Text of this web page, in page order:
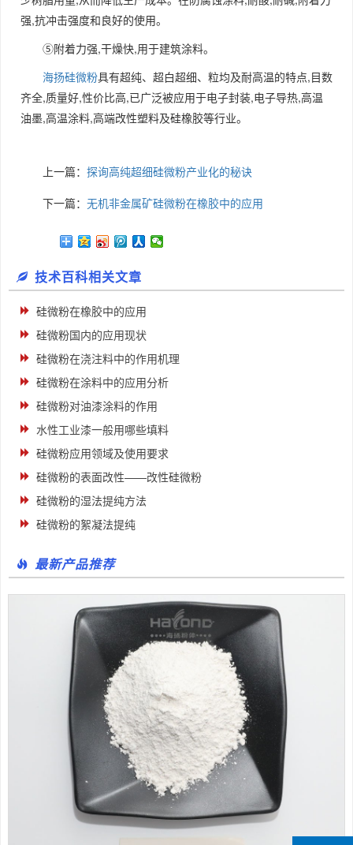
强,抗冲击强度和良好的使用。
⑤附着力强,干燥快,用于建筑涂料。
海扬硅微粉具有超纯、超白超细、粒均及耐高温的特点,目数
齐全,质量好,性价比高,已广泛被应用于电子封装,电子导热,高温
油墨,高温涂料,高端改性塑料及硅橡胶等行业。
上一篇： 探询高纯超细硅微粉产业化的秘诀
下一篇： 无机非金属矿硅微粉在橡胶中的应用
技术百科相关文章
硅微粉在橡胶中的应用
硅微粉国内的应用现状
硅微粉在浇注料中的作用机理
硅微粉在涂料中的应用分析
硅微粉对油漆涂料的作用
水性工业漆一般用哪些填料
硅微粉应用领域及使用要求
硅微粉的表面改性——改性硅微粉
硅微粉的湿法提纯方法
硅微粉的絮凝法提纯
最新产品推荐